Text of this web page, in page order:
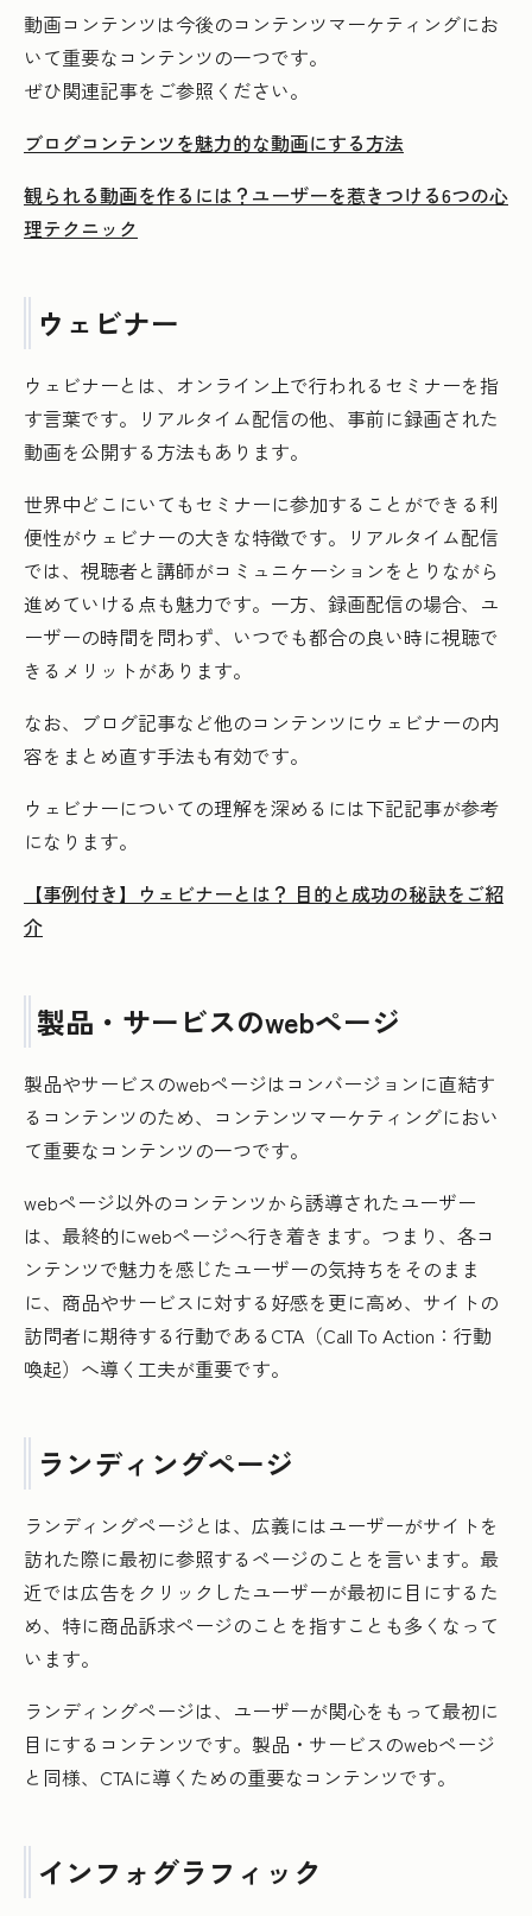
動画コンテンツは今後のコンテンツマーケティングにお
いて重要なコンテンツの一つです。
ぜひ関連記事をご参照ください。
ブログコンテンツを魅力的な動画にする方法
観られる動画を作るには？ユーザーを惹きつける6つの心
理テクニック
ウェビナー
ウェビナーとは、オンライン上で行われるセミナーを指
す言葉です。リアルタイム配信の他、事前に録画された
動画を公開する方法もあります。
世界中どこにいてもセミナーに参加することができる利
便性がウェビナーの大きな特徴です。リアルタイム配信
では、視聴者と講師がコミュニケーションをとりながら
進めていける点も魅力です。一方、録画配信の場合、ユ
ーザーの時間を問わず、いつでも都合の良い時に視聴で
きるメリットがあります。
なお、ブログ記事など他のコンテンツにウェビナーの内
容をまとめ直す手法も有効です。
ウェビナーについての理解を深めるには下記記事が参考
になります。
【事例付き】ウェビナーとは？ 目的と成功の秘訣をご紹
介
製品・サービスのwebページ
製品やサービスのwebページはコンバージョンに直結す
るコンテンツのため、コンテンツマーケティングにおい
て重要なコンテンツの一つです。
webページ以外のコンテンツから誘導されたユーザー
は、最終的にwebページへ行き着きます。つまり、各コ
ンテンツで魅力を感じたユーザーの気持ちをそのまま
に、商品やサービスに対する好感を更に高め、サイトの
訪問者に期待する行動であるCTA（Call To Action：行動
喚起）へ導く工夫が重要です。
ランディングページ
ランディングページとは、広義にはユーザーがサイトを
訪れた際に最初に参照するページのことを言います。最
近では広告をクリックしたユーザーが最初に目にするた
め、特に商品訴求ページのことを指すことも多くなって
います。
ランディングページは、ユーザーが関心をもって最初に
目にするコンテンツです。製品・サービスのwebページ
と同様、CTAに導くための重要なコンテンツです。
インフォグラフィック